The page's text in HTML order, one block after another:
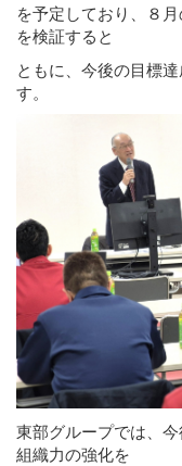
を予定しており、８
を検証すると
ともに、今後の目標
す。
東部グループでは、
組織力の強化を